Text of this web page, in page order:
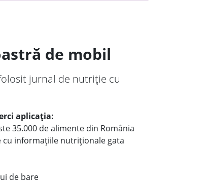
de mobil
jurnal de nutriție cu
aplicația:
35.000 de alimente din România
cu informațiile nutriționale gata
de bare